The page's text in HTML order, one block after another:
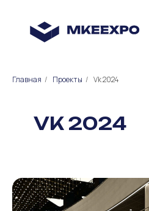
Главная / Проекты / Vk 2024
VK 2024